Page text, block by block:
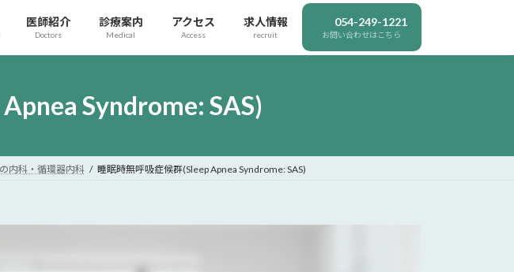
医師紹介
Doctors
診療案内
Medical
アクセス
Access
求人情報
recruit
054-249-1221
お問い合わせはこちら
Syndrome: SAS)
内科・循環器内科 睡眠時無呼吸症候群(Sleep Apnea Syndrome: SAS)